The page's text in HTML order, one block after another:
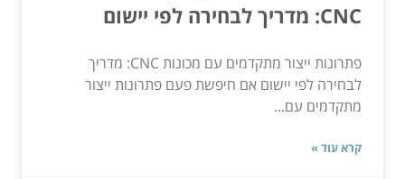
CNC: מדריך לבחירה לפי יישום
פתרונות ייצור מתקדמים עם מכונות CNC: מדריך
לבחירה לפי יישום אם חיפשת פעם פתרונות ייצור
מתקדמים עם...
קרא עוד »